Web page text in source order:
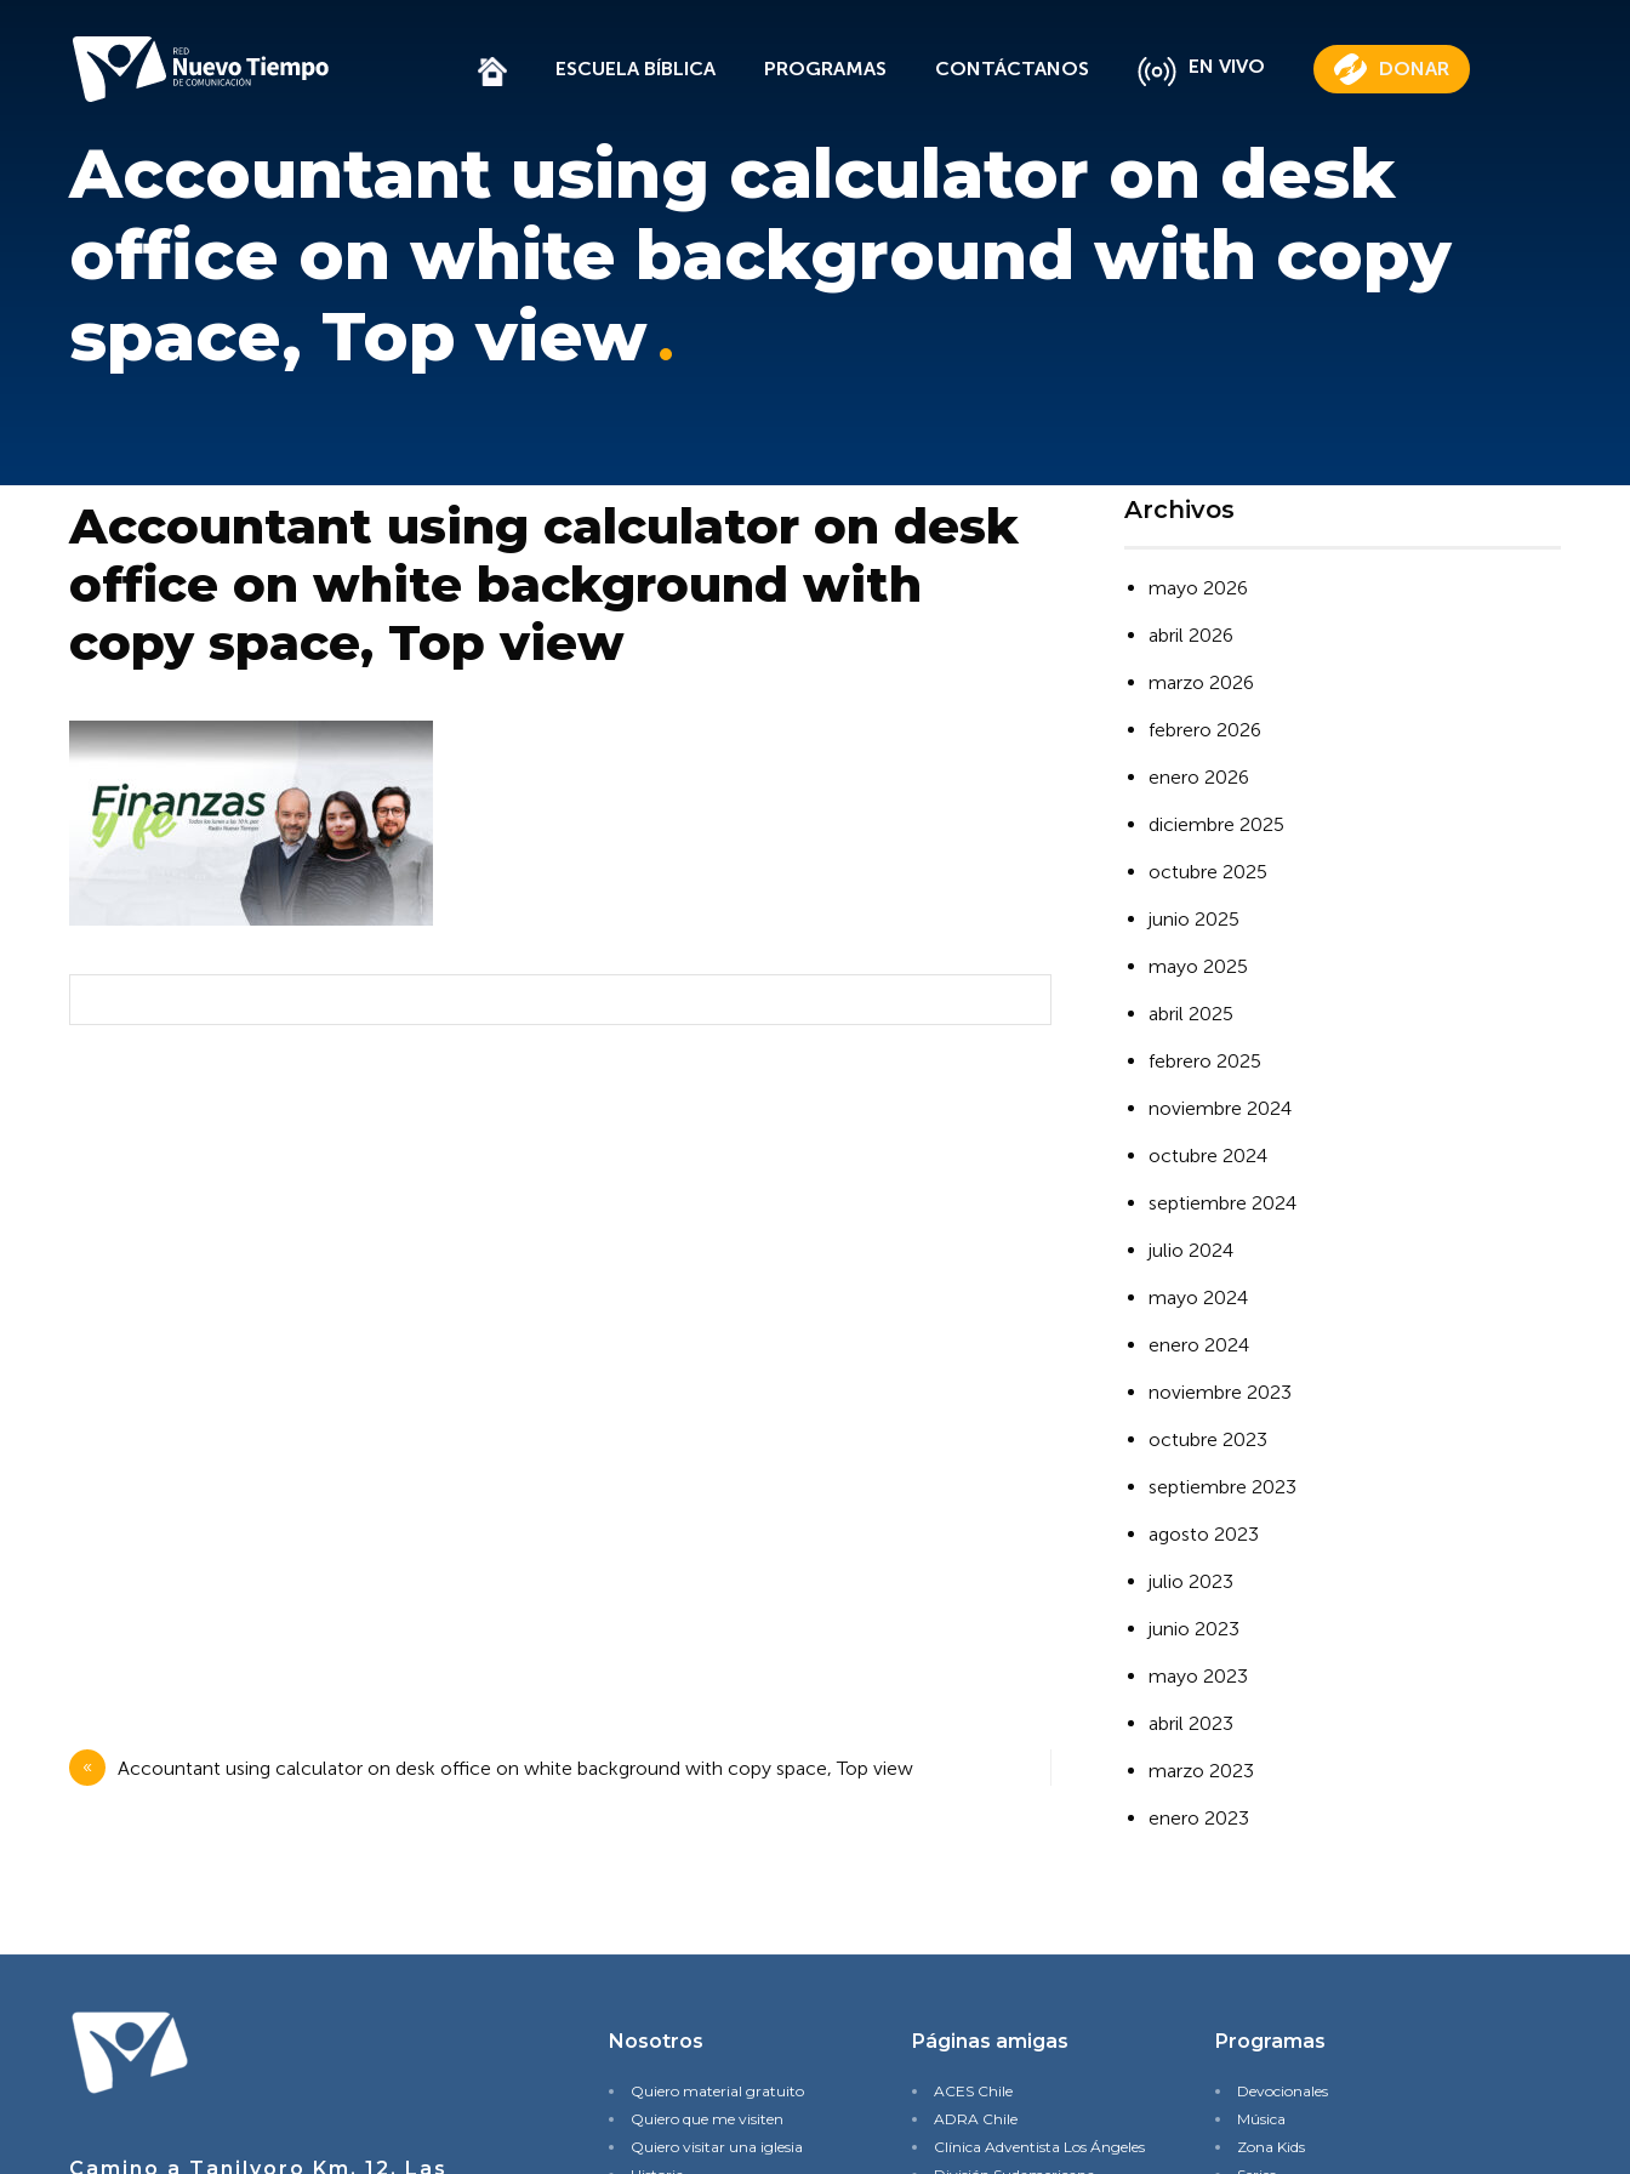
ESCUELA BÍBLICA PROGRAMAS CONTÁCTANOS EN VIVO DONAR
Accountant using calculator on desk
office on white background with copy
space, Top view
Accountant using calculator on desk
office on white background with
copy space, Top view
Navegación
de
Accountant using calculator on desk office on white background with copy space, Top view
Archivos
mayo 2026
abril 2026
marzo 2026
febrero 2026
enero 2026
diciembre 2025
octubre 2025
junio 2025
mayo 2025
abril 2025
febrero 2025
noviembre 2024
octubre 2024
septiembre 2024
julio 2024
mayo 2024
enero 2024
noviembre 2023
octubre 2023
septiembre 2023
agosto 2023
julio 2023
junio 2023
mayo 2023
abril 2023
marzo 2023
enero 2023
Camino a Tanilvoro Km. 12, Las
Nosotros
Quiero material gratuito
Quiero que me visiten
Quiero visitar una iglesia
Páginas amigas
ACES Chile
ADRA Chile
Clínica Adventista Los Ángeles
Programas
Devocionales
Música
Zona Kids